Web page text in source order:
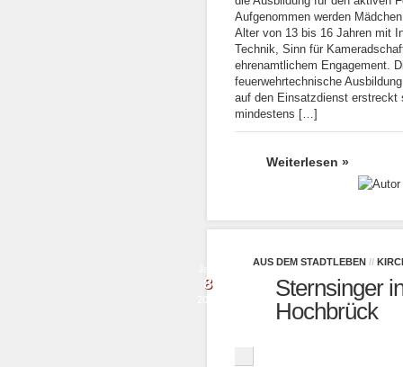
Aufgenommen werden
Alter von 13 bis 16 Jahren mit
Technik, Sinn für
ehrenamtlichem Engagement.
feuerwehrtechnische
auf den Einsatzdienst erstreckt
mindestens […]
Weiterlesen »
8
AUS DEM STADTLEBEN //
Sternsinger
Hochbrück